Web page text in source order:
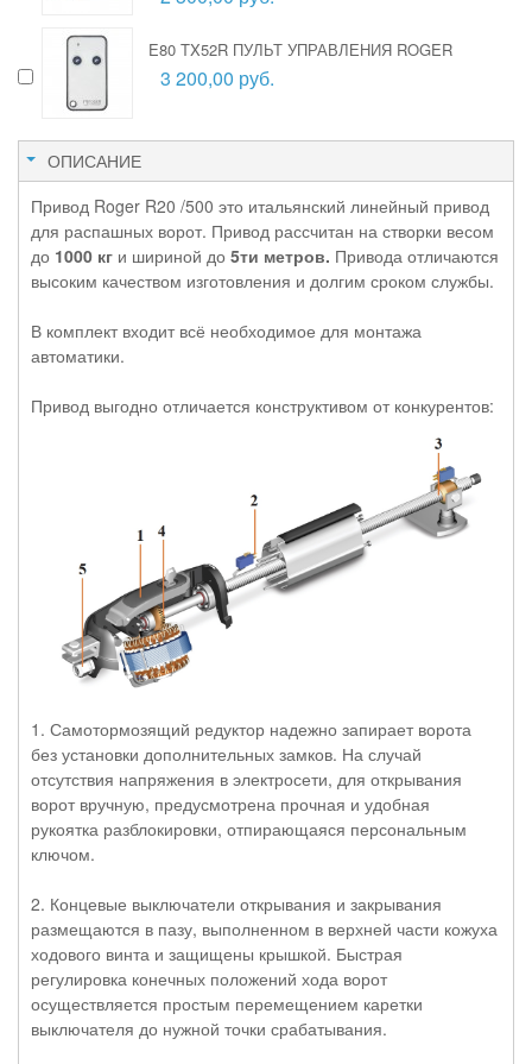
E80 TX52R ПУЛЬТ УПРАВЛЕНИЯ ROGER
3 200,00 руб.
ОПИСАНИЕ
Привод Roger R20 /500 это итальянский линейный привод
для распашных ворот. Привод рассчитан на створки весом
до 1000 кг и шириной до 5ти метров. Привода отличаются
высоким качеством изготовления и долгим сроком службы.
В комплект входит всё необходимое для монтажа
автоматики.
Привод выгодно отличается конструктивом от конкурентов:
1. Самотормозящий редуктор надежно запирает ворота
без установки дополнительных замков. На случай
отсутствия напряжения в электросети, для открывания
ворот вручную, предусмотрена прочная и удобная
рукоятка разблокировки, отпирающаяся персональным
ключом.
2. Концевые выключатели открывания и закрывания
размещаются в пазу, выполненном в верхней части кожуха
ходового винта и защищены крышкой. Быстрая
регулировка конечных положений хода ворот
осуществляется простым перемещением каретки
выключателя до нужной точки срабатывания.